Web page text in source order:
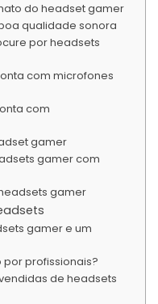
do headset gamer
qualidade sonora
por headsets
com microfones
com
gamer
gamer com
gamer
gamer e um
profissionais?
de headsets